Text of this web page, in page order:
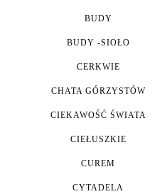
BUDY
BUDY -SIOŁO
CERKWIE
CHATA GÓRZYSTÓW
CIEKAWOŚĆ ŚWIATA
CIEŁUSZKIE
CUREM
CYTADELA